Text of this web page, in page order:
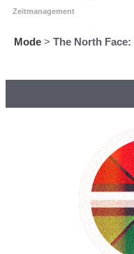
Zeitmanagement
Mode> The North